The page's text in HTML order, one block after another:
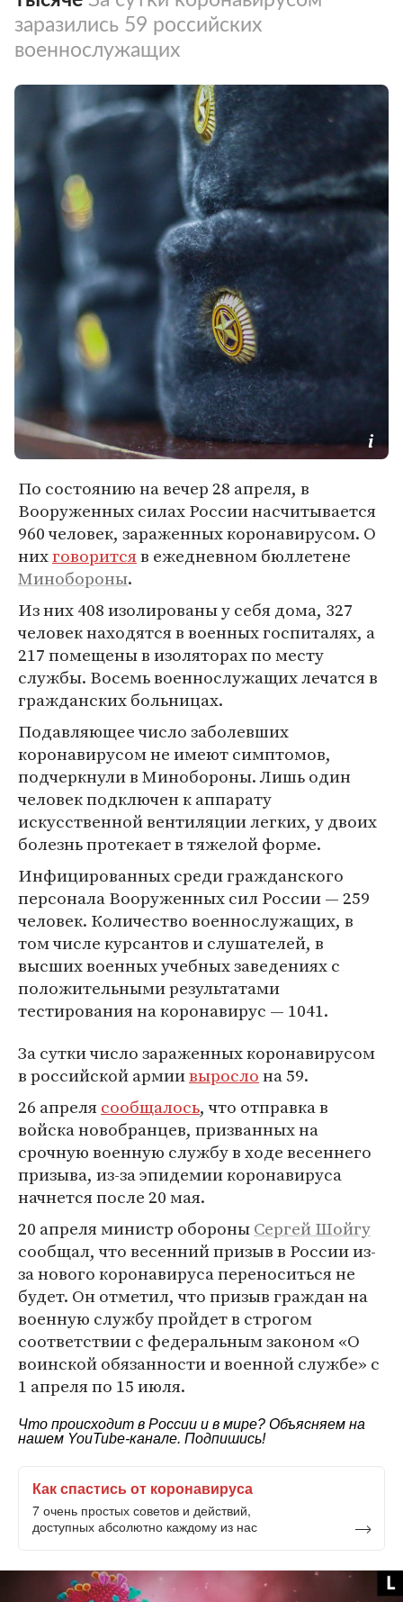
заразились 59 российских
военнослужащих
По состоянию на вечер 28 апреля, в
Вооруженных силах России насчитывается
960 человек, зараженных коронавирусом. О
нихговоритсяв ежедневном бюллетене
Минобороны.
Из них 408 изолированы у себя дома, 327
человек находятся в военных госпиталях, а
217 помещены в изоляторах по месту
службы. Восемь военнослужащих лечатся в
гражданских больницах.
Подавляющее число заболевших
коронавирусом не имеют симптомов,
подчеркнули в Минобороны. Лишь один
человек подключен к аппарату
искусственной вентиляции легких, у двоих
болезнь протекает в тяжелой форме.
Инфицированных среди гражданского
персонала Вооруженных сил России — 259
человек. Количество военнослужащих, в
том числе курсантов и слушателей, в
высших военных учебных заведениях с
положительными результатами
тестирования на коронавирус — 1041.
За сутки число зараженных коронавирусом
в российской армиивырослона 59.
26 апрелясообщалось, что отправка в
войска новобранцев, призванных на
срочную военную службу в ходе весеннего
призыва, из-за эпидемии коронавируса
начнется после 20 мая.
20 апреля министр обороныСергей Шойгу
сообщал, что весенний призыв в России из-
за нового коронавируса переноситься не
будет. Он отметил, что призыв граждан на
военную службу пройдет в строгом
соответствии с федеральным законом «О
воинской обязанности и военной службе» с
1 апреля по 15 июля.
Что происходит в России и в мире? Объясняем на
нашем YouTube-канале. Подпишись!
Как спастись от коронавируса
7 очень простых советов и действий,
доступных абсолютно каждому из нас